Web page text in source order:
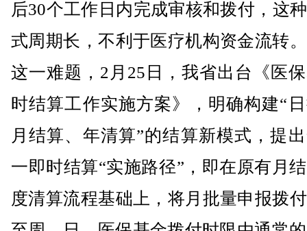
后30个工作日内完成审核和拨付，这
式周期长，不利于医疗机构资金流转
这一难题，2月25日，我省出台《医
时结算工作实施方案》，明确构建“
月结算、年清算”的结算新模式，提
一即时结算“实施路径”，即在原有月
度清算流程基础上，将月批量申报拨